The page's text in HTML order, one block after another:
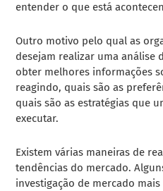
entender o que está
Outro motivo pelo qual as
desejam realizar uma análise
obter melhores informações
reagindo, quais são as
quais são as estratégias que
executar.
Existem várias maneiras de
tendências do mercado.
investigação de mercado